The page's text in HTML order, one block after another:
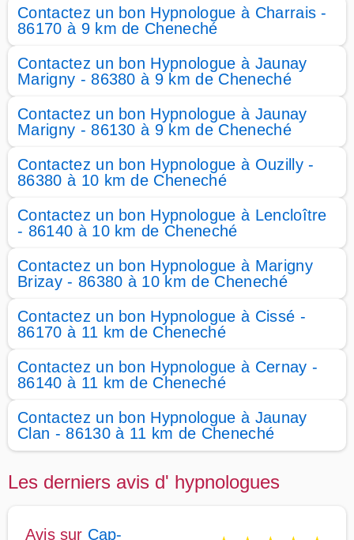
Contactez un bon Hypnologue à Charrais -
86170 à 9 km de Cheneché
Contactez un bon Hypnologue à Jaunay
Marigny - 86380 à 9 km de Cheneché
Contactez un bon Hypnologue à Jaunay
Marigny - 86130 à 9 km de Cheneché
Contactez un bon Hypnologue à Ouzilly -
86380 à 10 km de Cheneché
Contactez un bon Hypnologue à Lencloître
- 86140 à 10 km de Cheneché
Contactez un bon Hypnologue à Marigny
Brizay - 86380 à 10 km de Cheneché
Contactez un bon Hypnologue à Cissé -
86170 à 11 km de Cheneché
Contactez un bon Hypnologue à Cernay -
86140 à 11 km de Cheneché
Contactez un bon Hypnologue à Jaunay
Clan - 86130 à 11 km de Cheneché
Les derniers avis d' hypnologues
Avis sur Cap-